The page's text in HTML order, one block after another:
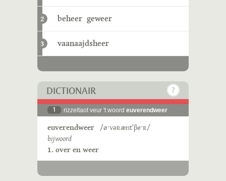
2 beheer geweer
3 vaanaajdsheer
DICTIONAIR
1 rizzeltaot veur 't woord euverendweer
euverendweer /øˑvəʀæntˈβeˑʀ/
bijwoord
1. over en weer